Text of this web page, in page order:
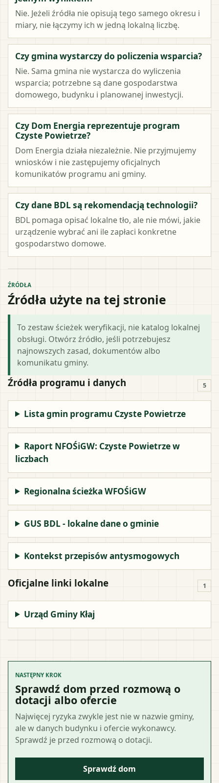
Nie. Jeżeli źródła nie opisują tego samego okresu i
miary, nie łączymy ich w jedną lokalną liczbę.
Czy gmina wystarczy do policzenia wsparcia?
Nie. Sama gmina nie wystarcza do wyliczenia
wsparcia; potrzebne są dane gospodarstwa
domowego, budynku i planowanej inwestycji.
Czy Dom Energia reprezentuje program
Czyste Powietrze?
Dom Energia działa niezależnie. Nie przyjmujemy
wniosków i nie zastępujemy oficjalnych
komunikatów programu ani gminy.
Czy dane BDL są rekomendacją technologii?
BDL pomaga opisać lokalne tło, ale nie mówi, jakie
urządzenie wybrać ani ile zapłaci konkretne
gospodarstwo domowe.
ŹRÓDŁA
Źródła użyte na tej stronie
To zestaw ścieżek weryfikacji, nie katalog lokalnej
obsługi. Otwórz źródło, jeśli potrzebujesz
najnowszych zasad, dokumentów albo
komunikatu gminy.
Źródła programu i danych 5
Lista gmin programu Czyste Powietrze
Raport NFOŚiGW: Czyste Powietrze w
liczbach
Regionalna ścieżka WFOŚiGW
GUS BDL - lokalne dane o gminie
Kontekst przepisów antysmogowych
Oficjalne linki lokalne 1
Urząd Gminy Kłaj
NASTĘPNY KROK
Sprawdź dom przed rozmową o
dotacji albo ofercie
Najwięcej ryzyka zwykle jest nie w nazwie gminy,
ale w danych budynku i ofercie wykonawcy.
Sprawdź je przed rozmową o dotacji.
Sprawdź dom